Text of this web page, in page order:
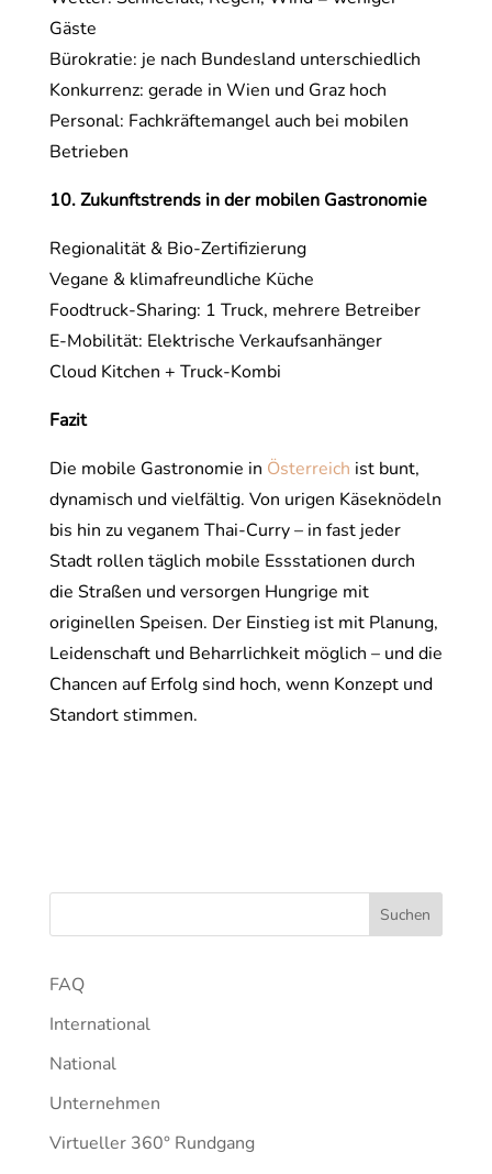
Gäste
Bürokratie: je nach Bundesland unterschiedlich
Konkurrenz: gerade in Wien und Graz hoch
Personal: Fachkräftemangel auch bei mobilen
Betrieben
10. Zukunftstrends in der mobilen Gastronomie
Regionalität & Bio-Zertifizierung
Vegane & klimafreundliche Küche
Foodtruck-Sharing: 1 Truck, mehrere Betreiber
E-Mobilität: Elektrische Verkaufsanhänger
Cloud Kitchen + Truck-Kombi
Fazit
Die mobile Gastronomie in Österreich ist bunt,
dynamisch und vielfältig. Von urigen Käseknödeln
bis hin zu veganem Thai-Curry – in fast jeder
Stadt rollen täglich mobile Essstationen durch
die Straßen und versorgen Hungrige mit
originellen Speisen. Der Einstieg ist mit Planung,
Leidenschaft und Beharrlichkeit möglich – und die
Chancen auf Erfolg sind hoch, wenn Konzept und
Standort stimmen.
FAQ
International
National
Unternehmen
Virtueller 360° Rundgang